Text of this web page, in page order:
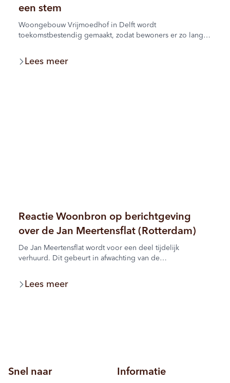
een stem
Woongebouw Vrijmoedhof in Delft wordt
toekomstbestendig gemaakt, zodat bewoners er zo lang
begin 2027 vindt daarom verbeteronderhoud plaats. De
klankbordgroep brengt bewoners, Bouwbedrijf Van
Lees meer
Reactie Woonbron op berichtgeving
over de Jan Meertensflat (Rotterdam)
De Jan Meertensflat wordt voor een deel tijdelijk
verhuurd. Dit gebeurt in afwachting van de
werken hierin samen met de gemeente Rotterdam.
Woonbron kiest er bewust voor om woningen in deze
Lees meer
Snel naar Informatie